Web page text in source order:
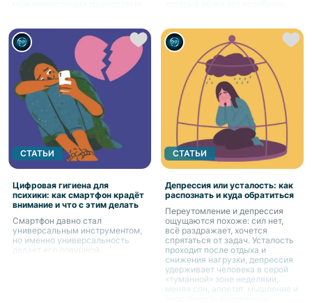
СТАТЬИ
Цифровая гигиена для
психики: как смартфон крадёт
внимание и что с этим делать
Смартфон давно стал
универсальным инструментом,
но именно универсальность
делает его ловушкой.
СТАТЬИ
Депрессия или усталость: как
распознать и куда обратиться
Переутомление и депрессия
ощущаются похоже: сил нет,
всё раздражает, хочется
спрятаться от задач. Усталость
проходит после отдыха и
снижения нагрузки, депрессия
удерживает человека в серой
«туманной» зоне неделями,
меняя сон, аппетит, мышление и